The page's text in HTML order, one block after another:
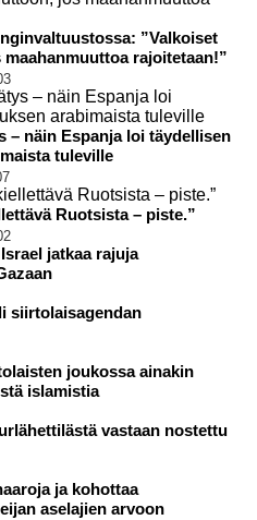
”Valkoiset
rajoitetaan!”
– näin Espanja loi täydellisen
tuleville
Ruotsista – piste.”
jatkaa rajuja
siirtolaisagendan
joukossa ainakin
islamistia
vastaan nostettu
ja kohottaa
aselajien arvoon